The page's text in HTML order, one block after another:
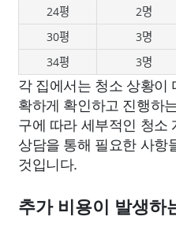
24평
2명
30평
3명
34평
3명
각 집에서는 청소 상황이
확하게 확인하고 진행하
구에 따라 세부적인 청소
상담을 통해 필요한 사항
것입니다.
추가 비용이 발생하